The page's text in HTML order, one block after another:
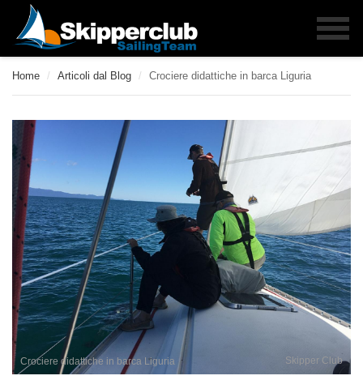
Home / Articoli dal Blog / Crociere didattiche in barca Liguria
Crociere didattiche in barca Liguria Skipper Club